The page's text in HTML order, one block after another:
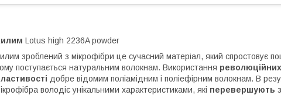
Lotus high 2236A powder
зроблений з мікрофібри це сучасний матеріал, який спростовує
поступається натуральним волокнам. Використання революційних
добре відомим поліамідним і поліефірним волокнам. В
володіє унікальними характеристиками, які перевершують